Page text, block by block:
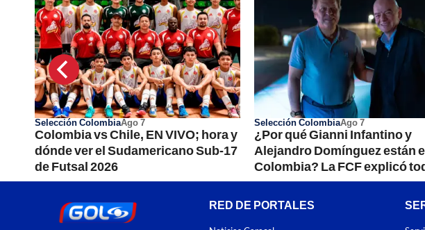
Selección ColombiaAgo 7
Colombia vs Chile, EN VIVO; hora y
dónde ver el Sudamericano Sub-17
de Futsal 2026
Selección ColombiaAgo 7
¿Por qué Gianni Infantino y
Alejandro Domínguez están
Colombia? La FCF explicó
RED DE PORTALES